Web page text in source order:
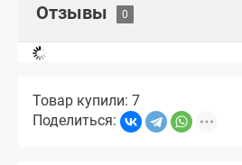
Отзывы
Товар купили: 7
Поделиться: